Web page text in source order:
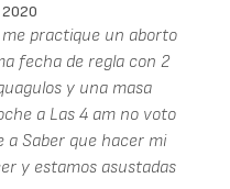
2020
practique un aborto
fecha de regla con 2
y una masa
a Las 4 am no voto
a Saber que hacer mi
y estamos asustadas